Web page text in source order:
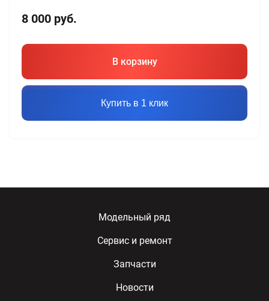
8 000 руб.
В корзину
Купить в 1 клик
Модельный ряд
Сервис и ремонт
Запчасти
Новости